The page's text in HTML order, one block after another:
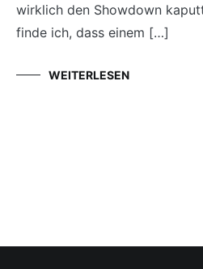
wirklich den Showdown
finde ich, dass einem […]
WEITERLESEN